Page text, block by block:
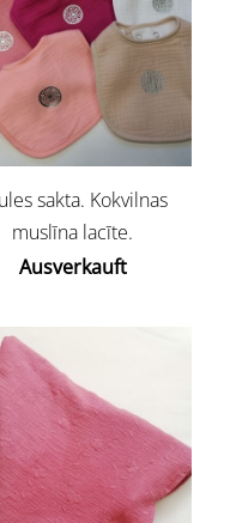
sakta. Kokvilnas
muslīna lacīte.
Ausverkauft